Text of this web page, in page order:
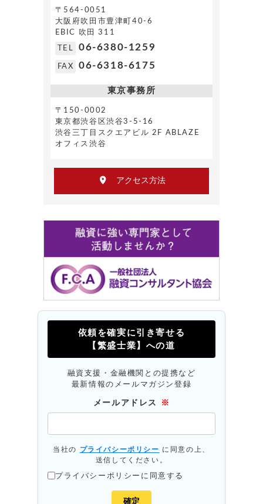
〒564-0051
大阪府吹田市豊津町40-6
EBIC 吹田 311
TEL 06-6380-1259
FAX 06-6318-6175
東京事務所
〒150-0002
東京都渋谷区渋谷3-5-16
渋谷三丁目スクエアビル 2F ABLAZE
オフィス渋谷
アクセス方法
依頼を確実に引き寄せる
【繁盛士業】への道
融資支援・金融機関との提携など
最新情報のメールマガジン登録
メールアドレス ※
当社の プライバシーポリシー に同意の上、
送信してください。
プライバシーポリシーに同意する